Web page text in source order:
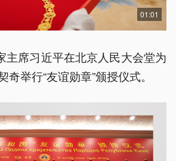
01:01
主席习近平在北京人民大会堂为
举行“友谊勋章”颁授仪式。